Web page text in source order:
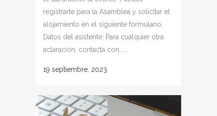
registrarte para la Asamblea y solicitar el
alojamiento en el siguiente formulario.
Datos del asistente: Para cualquier otra
aclaración, contacta con......
19 septiembre, 2023